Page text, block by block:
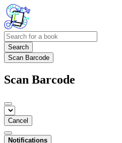
Search
Scan Barcode
Scan Barcode
Cancel
Notifications